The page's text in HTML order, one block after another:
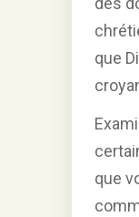
que
que